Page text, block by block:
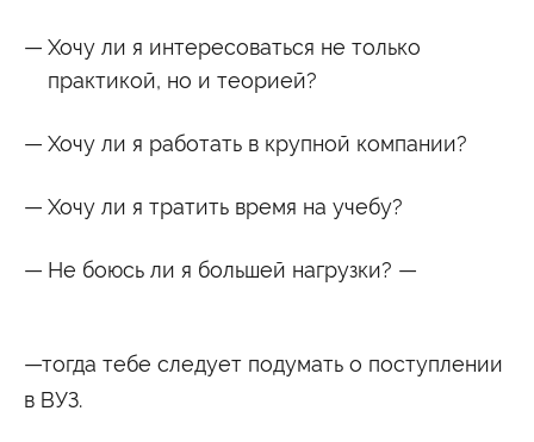
Хочу ли я интересоваться не только
практикой, но и теорией?
Хочу ли я работать в крупной компании?
Хочу ли я тратить время на учебу?
Не боюсь ли я большей нагрузки? —
—тогда тебе следует подумать о поступлении
в ВУЗ.